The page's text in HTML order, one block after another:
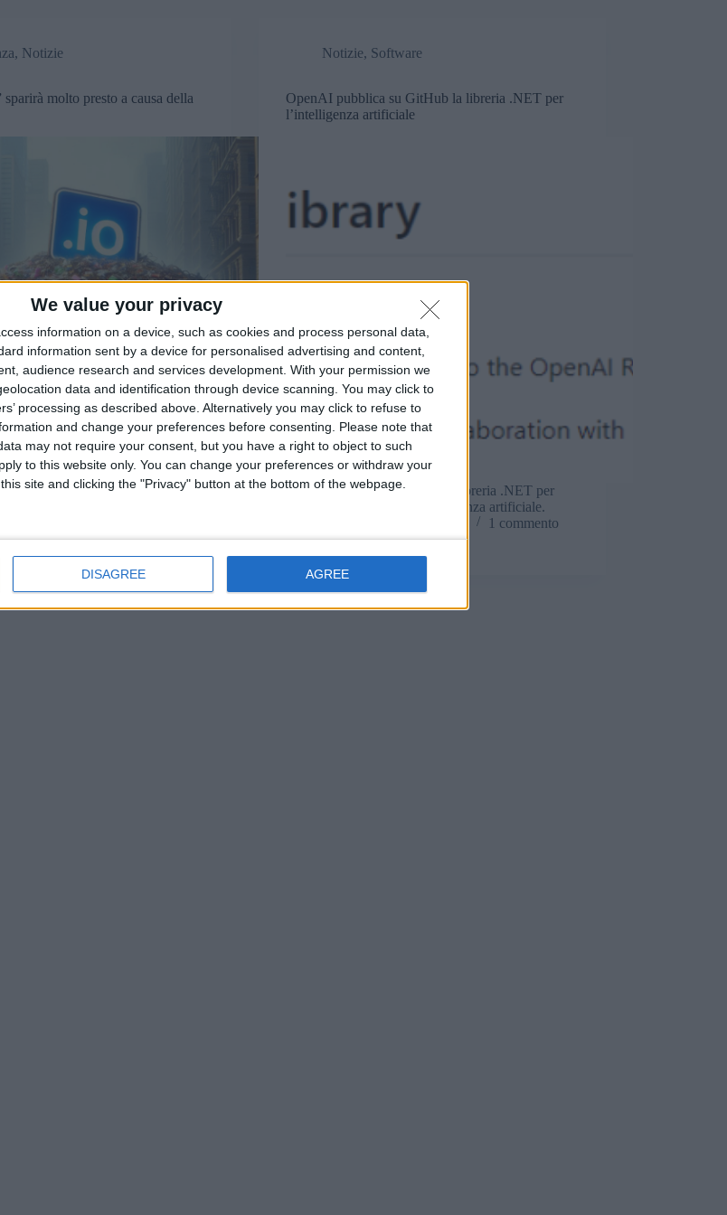
We value your privacy
information on a device, such as cookies and process personal data,
information sent by a device for personalised advertising and content,
audience research and services development. With your permission we
data and identification through device scanning. You may click to
processing as described above. Alternatively you may click to refuse to
and change your preferences before consenting.
Please note that
may not require your consent, but you have a right to object to such
to this website only. You can change your preferences or withdraw your
site and clicking the "Privacy" button at the bottom of the webpage.
DISAGREE AGREE
, Notizie
molto presto a causa della
anni il dominio .io sparirà per
9 Ottobre 2024 1 commento
Notizie, Software
OpenAI pubblica su GitHub la libreria .NET per
l’intelligenza artificiale
OpenAI rilascia su GitHub la libreria .NET per
usare le sue funzioni di intelligenza artificiale.
1 commento